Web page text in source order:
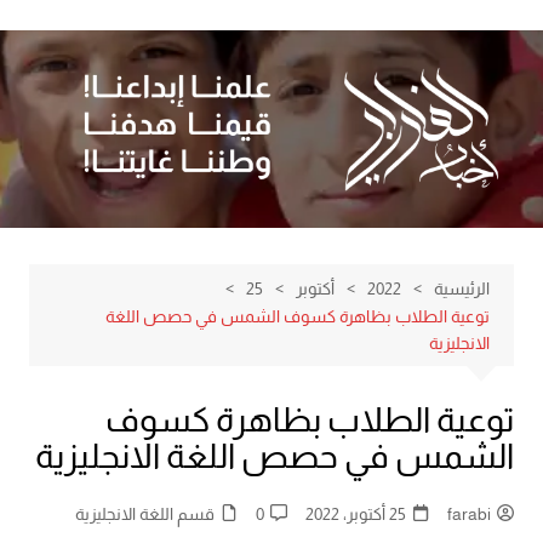
إلى
المحتوى
الرئيسية 2022 أكتوبر
25
توعية الطلاب بظاهرة كسوف الشمس في حصص اللغة
الانجليزية
توعية الطلاب بظاهرة كسوف
الشمس في حصص اللغة الانجليزية
farabi 25 أكتوبر، 2022 0 قسم اللغة الانجليزية